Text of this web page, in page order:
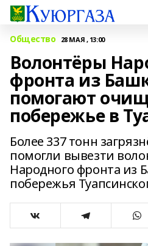
Общество 28 МАЯ , 13:00
Волонтёры
фронта из
помогают
побережье в
Более 337 тонн
помогли вывезти
Народного фронта из
побережья